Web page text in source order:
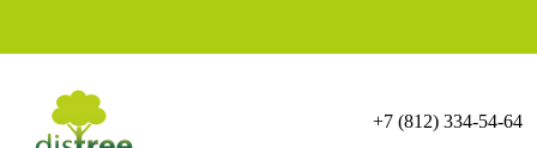
Вход Регистрация
+7 (812) 334-54-64